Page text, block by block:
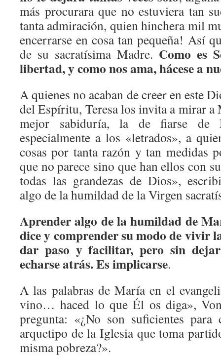
más procurara que no estuviera tan
tanta admiración, quien hinchera mil
encerrarse en cosa tan pequeña! Así
de su sacratísima Madre. Como es
libertad, y como nos ama, hácese a
A quienes no acaban de creer en este
del Espíritu, Teresa los invita a mirar a
mejor sabiduría, la de fiarse de
especialmente a los «letrados», a
cosas por tanta razón y tan medidas
que no parece sino que han ellos con
todas las grandezas de Dios»,
algo de la humildad de la Virgen
Aprender algo de la humildad de
dice y comprender su modo de vivir
dar paso y facilitar, pero sin
echarse atrás. Es implicarse.
A las palabras de María en el
vino… haced lo que Él os diga»,
pregunta: «¿No son suficientes para
arquetipo de la Iglesia que toma
misma pobreza?».